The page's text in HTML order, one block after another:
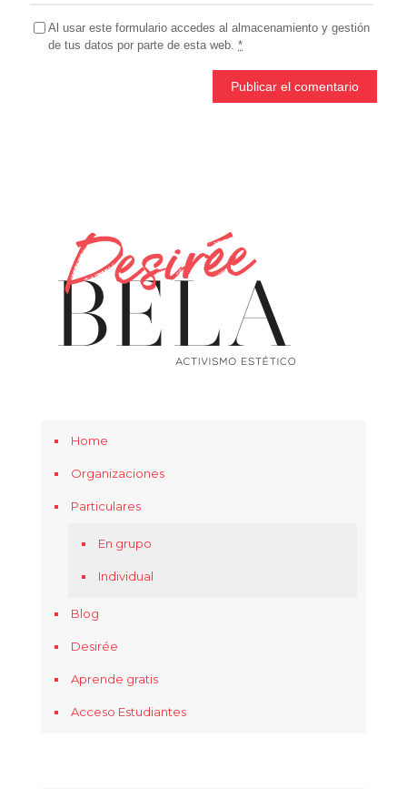
Al usar este formulario accedes al almacenamiento y gestión
de tus datos por parte de esta web. *
Home
Organizaciones
Particulares
En grupo
Individual
Blog
Desirée
Aprende gratis
Acceso Estudiantes